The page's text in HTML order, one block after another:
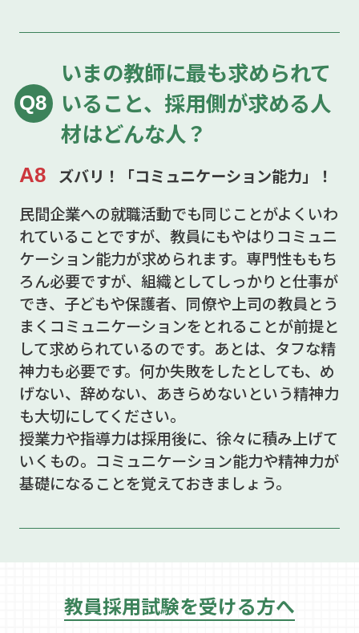
Q8
いまの教師に最も求められて
いること、採用側が求める人
材はどんな人？
A8
ズバリ！「コミュニケーション能力」！
民間企業への就職活動でも同じことがよくいわ
れていることですが、教員にもやはりコミュニ
ケーション能力が求められます。専門性ももち
ろん必要ですが、組織としてしっかりと仕事が
でき、子どもや保護者、同僚や上司の教員とう
まくコミュニケーションをとれることが前提と
して求められているのです。あとは、タフな精
神力も必要です。何か失敗をしたとしても、め
げない、辞めない、あきらめないという精神力
も大切にしてください。
授業力や指導力は採用後に、徐々に積み上げて
いくもの。コミュニケーション能力や精神力が
基礎になることを覚えておきましょう。
教員採用試験を受ける方へ